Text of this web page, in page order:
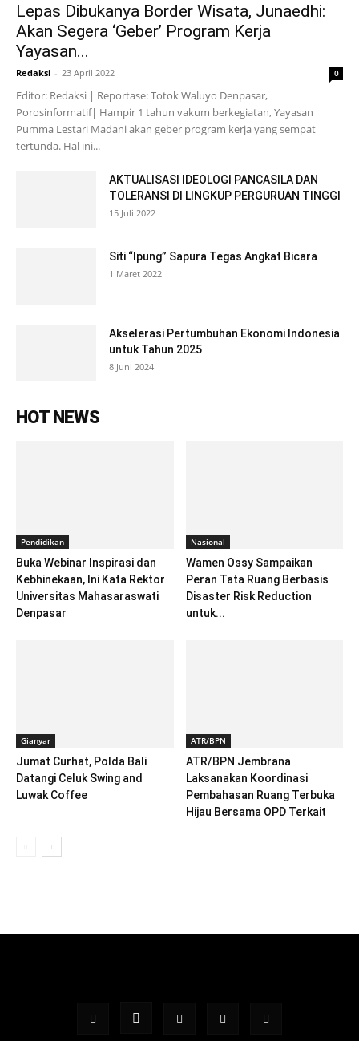
Lepas Dibukanya Border Wisata, Junaedhi:
Akan Segera ‘Geber’ Program Kerja
Yayasan...
Redaksi - 23 April 2022 0
Editor: Redaksi | Reportase: Totok Waluyo Denpasar,
Porosinformatif| Hampir 1 tahun vakum berkegiatan, Yayasan
Pumma Lestari Madani akan geber program kerja yang sempat
tertunda. Hal ini...
AKTUALISASI IDEOLOGI PANCASILA DAN
TOLERANSI DI LINGKUP PERGURUAN TINGGI
15 Juli 2022
Siti “Ipung” Sapura Tegas Angkat Bicara
1 Maret 2022
Akselerasi Pertumbuhan Ekonomi Indonesia
untuk Tahun 2025
8 Juni 2024
HOT NEWS
Pendidikan
Buka Webinar Inspirasi dan
Kebhinekaan, Ini Kata Rektor
Universitas Mahasaraswati
Denpasar
Nasional
Wamen Ossy Sampaikan
Peran Tata Ruang Berbasis
Disaster Risk Reduction
untuk...
Gianyar
Jumat Curhat, Polda Bali
Datangi Celuk Swing and
Luwak Coffee
ATR/BPN
ATR/BPN Jembrana
Laksanakan Koordinasi
Pembahasan Ruang Terbuka
Hijau Bersama OPD Terkait